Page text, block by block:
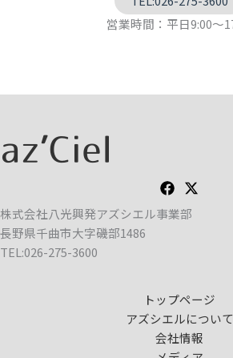
営業時間：平日9:00～
株式会社八光興発アズシエル事業部
長野県千曲市大字磯部1486
TEL:026-275-3600
トップページ
アズシエルについて
会社情報